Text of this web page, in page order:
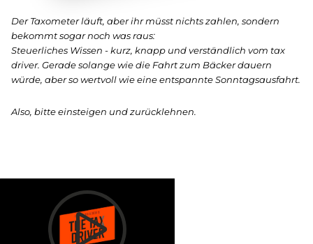
Der Taxometer läuft, aber ihr müsst nichts zahlen, sondern
bekommt sogar noch was raus:
Steuerliches Wissen - kurz, knapp und verständlich vom tax
driver. Gerade solange wie die Fahrt zum Bäcker dauern
würde, aber so wertvoll wie eine entspannte Sonntagsausfahrt.
Also, bitte einsteigen und zurücklehnen.